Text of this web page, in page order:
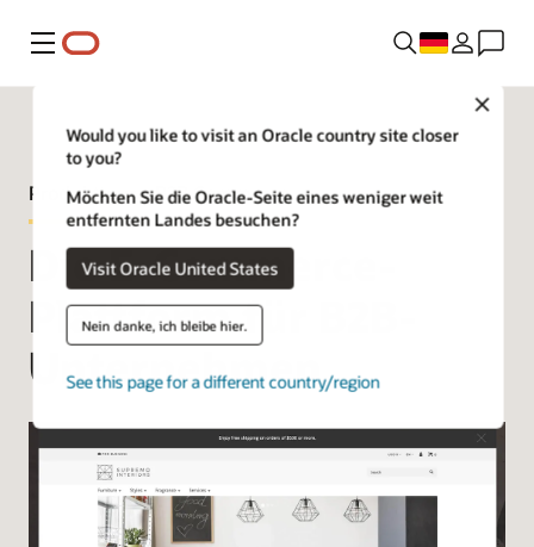
Menü
Would you like to visit an Oracle country site closer
to you?
Möchten Sie die Oracle-Seite eines weniger weit
entfernten Landes besuchen?
Visit Oracle United States
Nein danke, ich bleibe hier.
See this page for a different country/region
Produkttour – B2B Commerce
Die E-Commerce-
Plattform für B2B-
Unternehmen